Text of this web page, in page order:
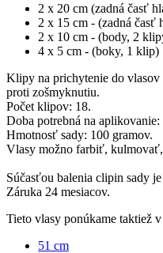
2 x 20 cm (zadná časť
2 x 15 cm - (zadná časť
2 x 10 cm - (body, 2
4 x 5 cm - (boky, 1 klip)
Klipy na prichytenie do
proti zošmyknutiu.
Počet klipov: 18.
Doba potrebná na aplikovanie:
Hmotnosť sady: 100 gramov.
Vlasy možno farbiť,
Súčasťou balenia clipin sady
Záruka 24 mesiacov.
Tieto vlasy ponúkame taktiež
51 cm